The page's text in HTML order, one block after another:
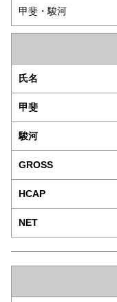
甲斐・駿河